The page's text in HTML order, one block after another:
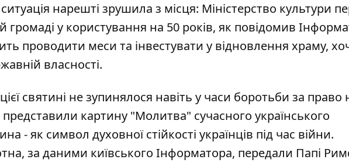
нарешті зрушила з місця: Міністерство культури
громаді у користування на 50 років, як повідомив
проводити меси та інвестувати у відновлення храму,
власності.
святині не зупинялося навіть у часи боротьби за право
картину "Молитва" сучасного українського
- як символ духовної стійкості українців під час війни.
за даними київського Інформатора, передали Папі